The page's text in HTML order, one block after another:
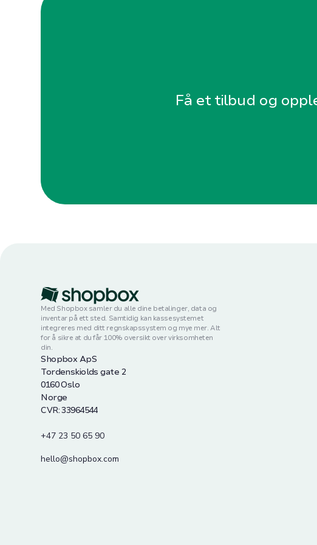
Få et tilbud og
Med Shopbox samler du alle dine betalinger, data og
inventar på ett sted. Samtidig kan kassesystemet
integreres med ditt regnskapssystem og mye mer. Alt
for å sikre at du får 100% oversikt over virksomheten
din.
Shopbox ApS
Tordenskiolds gate 2
0160 Oslo
Norge
CVR: 33964544
+47 23 50 65 90
hello@shopbox.com